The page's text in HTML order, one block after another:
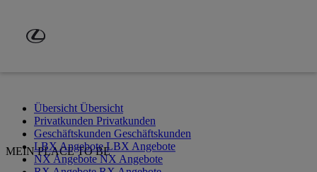
Übersicht Übersicht
Privatkunden Privatkunden
Geschäftskunden Geschäftskunden
LBX AngeboteLBX Angebote
NX AngeboteNX Angebote
MEIN PLACE TO BE